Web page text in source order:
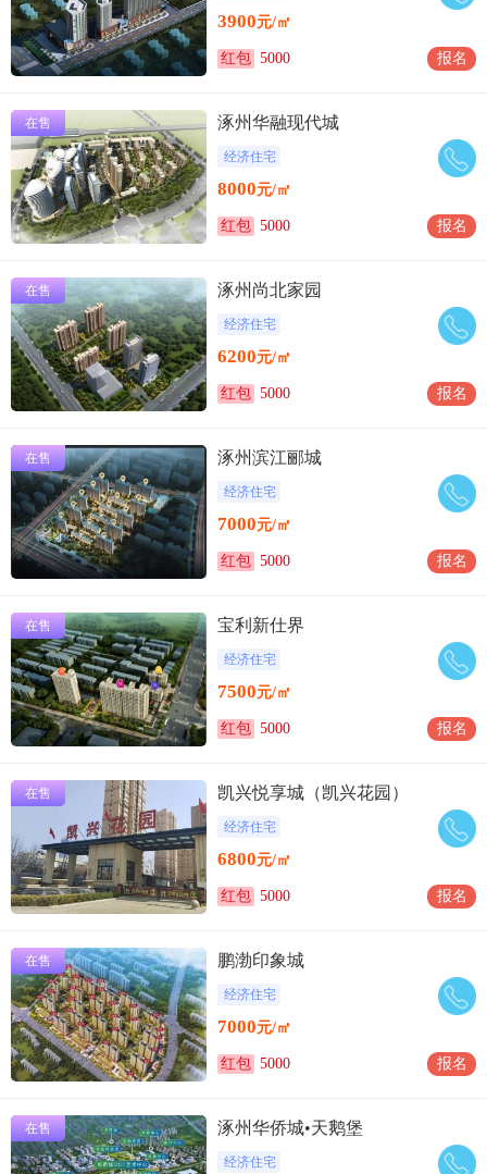
3900元/㎡
红包 5000 报名
在售 涿州华融现代城
经济住宅
8000元/㎡
红包 5000 报名
在售 涿州尚北家园
经济住宅
6200元/㎡
红包 5000 报名
在售 涿州滨江郦城
经济住宅
7000元/㎡
红包 5000 报名
在售 宝利新仕界
经济住宅
7500元/㎡
红包 5000 报名
在售 凯兴悦享城（凯兴花园）
经济住宅
6800元/㎡
红包 5000 报名
在售 鹏渤印象城
经济住宅
7000元/㎡
红包 5000 报名
在售 涿州华侨城•天鹅堡
经济住宅